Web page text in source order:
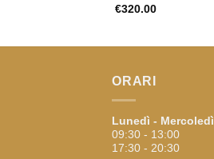
€320.00
ORARI
Lunedì - Mercoledì
09:30 - 13:00
17:30 - 20:30